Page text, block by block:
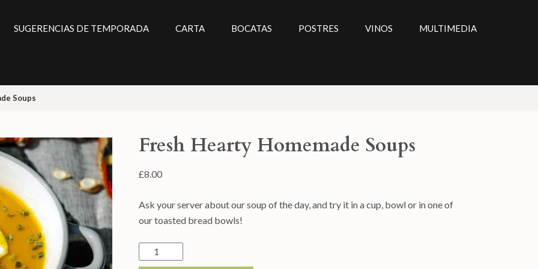
SUGERENCIAS DE TEMPORADA CARTA BOCATAS POSTRES VINOS MULTIMEDIA
Soups
Fresh Hearty Homemade Soups
£8.00
Ask your server about our soup of the day, and try it in a cup, bowl or in one of
our toasted bread bowls!
Fresh
Hearty